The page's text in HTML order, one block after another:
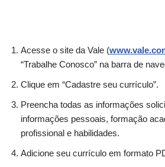
Acesse o site da Vale (
“Trabalhe Conosco” na barra de
Clique em “Cadastre seu currículo”.
Preencha todas as informações
informações pessoais, formação
profissional e habilidades.
Adicione seu currículo em formato